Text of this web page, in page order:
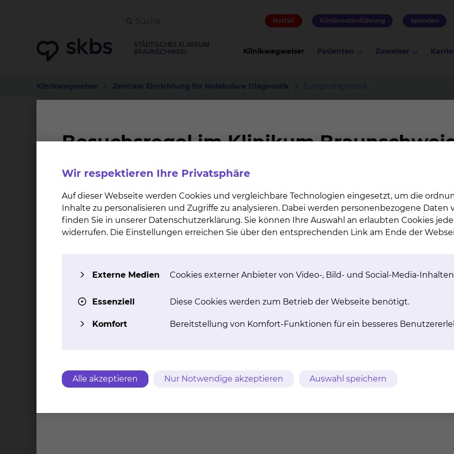
Notfall Klinikroutenführung Spenden
Klinikwegweiser Patienten Zuweiser
Klinikwegweiser Zentrale Einrichtung für Molekulare Diagnostik Erregerdiagnostik
Bordetella pertussis / parapertussis
Chlamydia trachomatis
Cytomegalie Virus
Epstein-Barr Virus
Herpes simplex Virus Typ I und II
Helicobacter pylori
Humane Papillomaviren LCD-Array (Chipron)
JC/BK-Virus
Rotaviren
Respiratory-Syncytial-Virus (RSV)
Wir respektieren Ihre Privatsphäre
Auf dieser Webseite werden Cookies und vergleichbare Technologien eingesetzt, um die
Inhalte zu personalisieren und Zugriffe zu analysieren. Dabei werden personenbezogene Daten
finden Sie in unserer Datenschutzerklärung. Sie können Ihre Auswahl an erlaubten Cookies
widerrufen. Die Einstellungen erreichen Sie über den entsprechenden Link am Ende der
Externe Medien Cookies externer Anbieter von Video-, Bild- und Social-Media-
Essenziell Diese Cookies werden zum Betrieb der Webseite benötigt.
Komfort Bereitstellung von Komfort-Funktionen für ein besseres
Alle akzeptieren Nur Notwendige akzeptieren Auswahl speichern